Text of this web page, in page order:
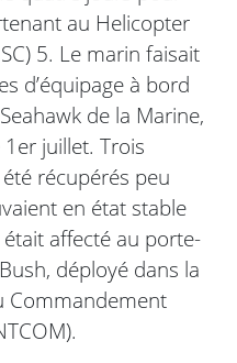
au Helicopter
5. Le marin faisait
d’équipage à bord
de la Marine,
1er juillet. Trois
récupérés peu
en état stable
affecté au porte-
déployé dans la
Commandement